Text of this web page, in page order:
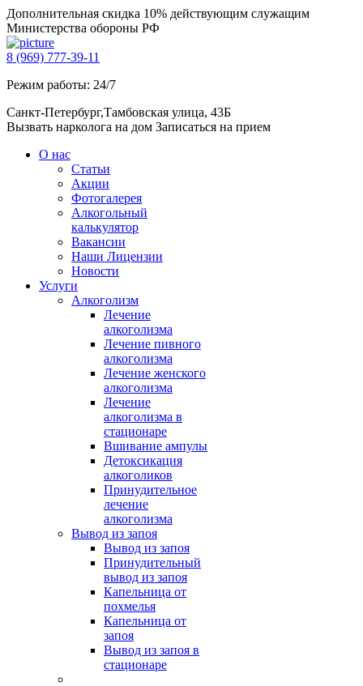
Дополнительная скидка 10% действующим служащим
Министерства обороны РФ
8 (969) 777-39-11
Режим работы: 24/7
Санкт-Петербург,Тамбовская улица, 43Б
Вызвать нарколога на дом Записаться на прием
О нас
Статьи
Акции
Фотогалерея
Алкогольный
калькулятор
Вакансии
Наши Лицензии
Новости
Услуги
Алкоголизм
Лечение
алкоголизма
Лечение пивного
алкоголизма
Лечение женского
алкоголизма
Лечение
алкоголизма в
стационаре
Вшивание ампулы
Детоксикация
алкоголиков
Принудительное
лечение
алкоголизма
Вывод из запоя
Вывод из запоя
Принудительный
вывод из запоя
Капельница от
похмелья
Капельница от
запоя
Вывод из запоя в
стационаре